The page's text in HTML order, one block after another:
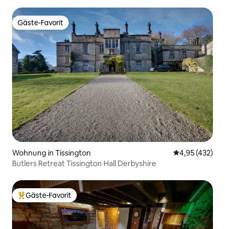
Gäste-Favorit
Gäste-Favorit
Wohnung in Tissington
4,95 (432)
Butlers Retreat Tissington Hall Derbyshire
Beliebter Gäste-Favorit.
Gäste-Favorit